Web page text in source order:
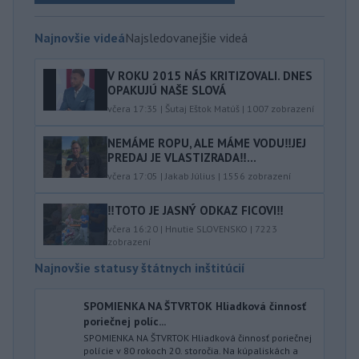
Najnovšie videáNajsledovanejšie videá
V ROKU 2015 NÁS KRITIZOVALI. DNES
OPAKUJÚ NAŠE SLOVÁ
včera 17:35 | Šutaj Eštok Matúš | 1007 zobrazení
NEMÁME ROPU, ALE MÁME VODU‼️JEJ
PREDAJ JE VLASTIZRADA‼️...
včera 17:05 | Jakab Július | 1556 zobrazení
‼️TOTO JE JASNÝ ODKAZ FICOVI‼️
včera 16:20 | Hnutie SLOVENSKO | 7223
zobrazení
Najnovšie statusy štátnych inštitúcií
SPOMIENKA NA ŠTVRTOK Hliadková činnosť
poriečnej políc...
SPOMIENKA NA ŠTVRTOK Hliadková činnosť poriečnej
polície v 80 rokoch 20. storočia. Na kúpaliskách a